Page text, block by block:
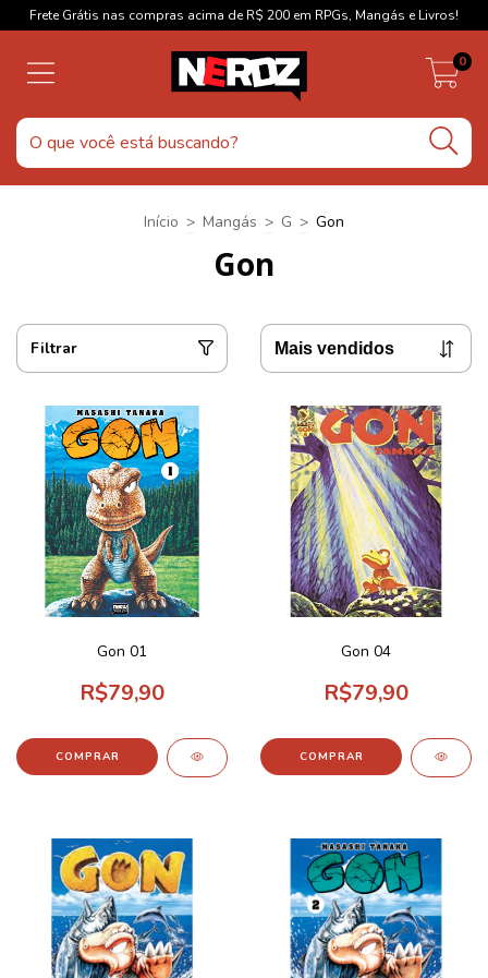
Frete Grátis nas compras acima de R$ 200 em RPGs, Mangás e Livros!
0
Início > Mangás > G > Gon
Gon
Filtrar
Gon 01
R$79,90
Gon 04
R$79,90